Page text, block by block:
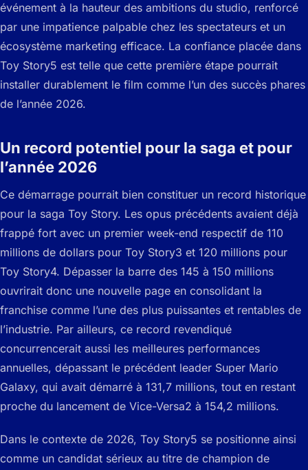
événement à la hauteur des ambitions du studio, renforcé
par une impatience palpable chez les spectateurs et un
écosystème marketing efficace. La confiance placée dans
Toy Story5 est telle que cette première étape pourrait
installer durablement le film comme l’un des succès phares
de l’année 2026.
Un record potentiel pour la saga et pour
l’année 2026
Ce démarrage pourrait bien constituer un record historique
pour la saga Toy Story. Les opus précédents avaient déjà
frappé fort avec un premier week-end respectif de 110
millions de dollars pour Toy Story3 et 120 millions pour
Toy Story4. Dépasser la barre des 145 à 150 millions
ouvrirait donc une nouvelle page en consolidant la
franchise comme l’une des plus puissantes et rentables de
l’industrie. Par ailleurs, ce record revendiqué
concurrencerait aussi les meilleures performances
annuelles, dépassant le précédent leader Super Mario
Galaxy, qui avait démarré à 131,7 millions, tout en restant
proche du lancement de Vice-Versa2 à 154,2 millions.
Dans le contexte de 2026, Toy Story5 se positionne ainsi
comme un candidat sérieux au titre de champion de